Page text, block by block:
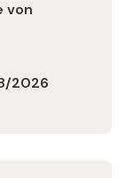
von
2026